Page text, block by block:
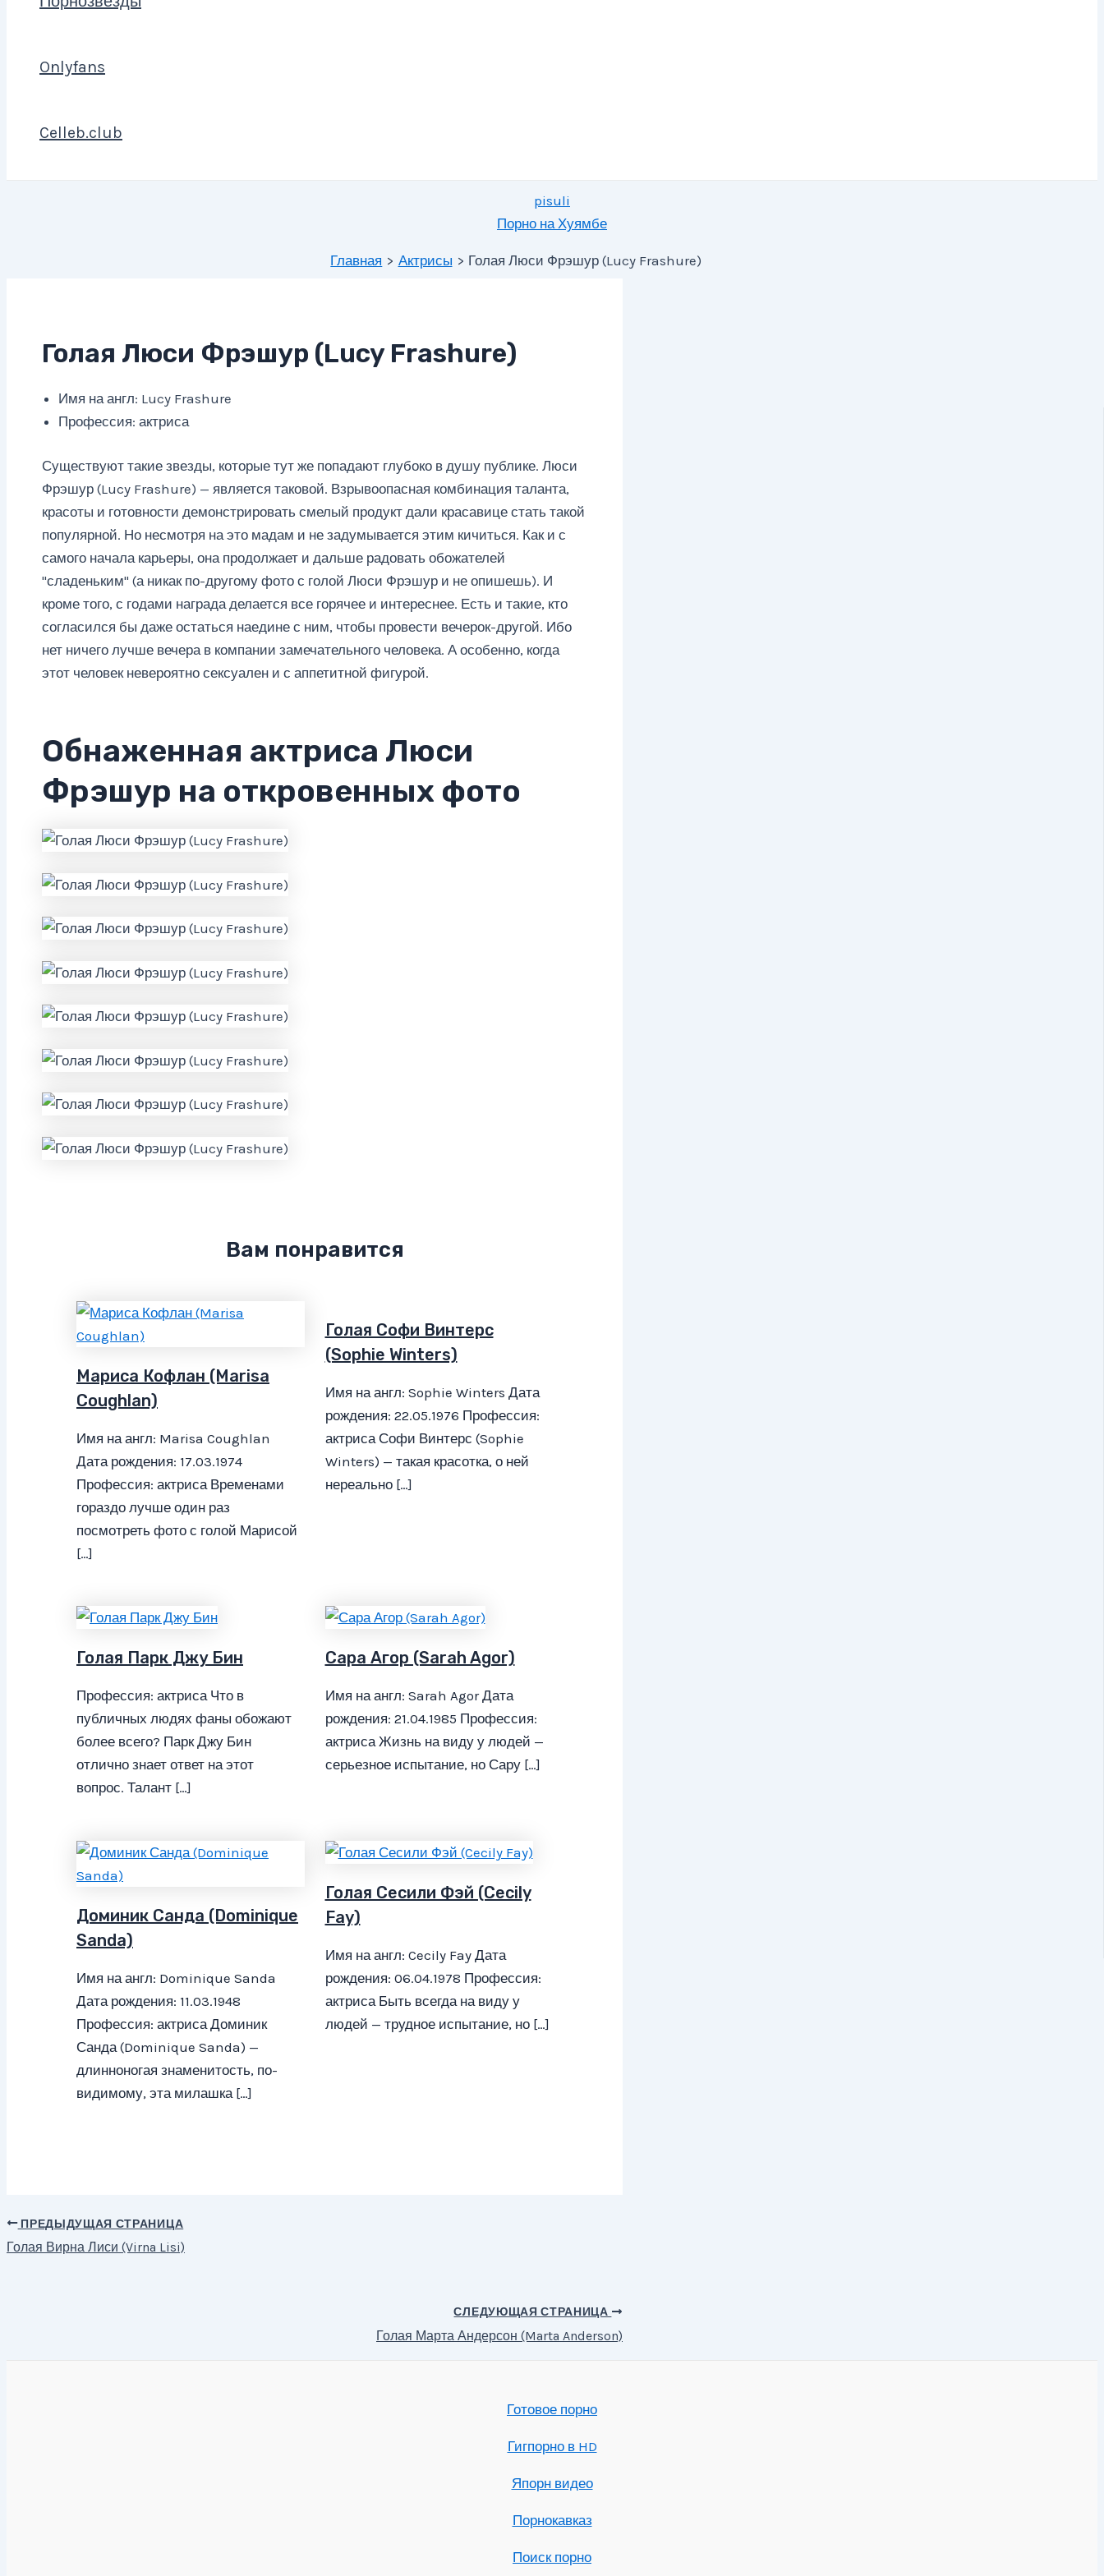
Onlyfans
Celleb.club
pisuli
Порно на Хуямбе
Главная Актрисы Голая Люси Фрэшур (Lucy Frashure)
Голая Люси Фрэшур (Lucy Frashure)
Имя на англ: Lucy Frashure
Профессия: актриса
Существуют такие звезды, которые тут же попадают глубоко в душу публике. Люси
Фрэшур (Lucy Frashure) — является таковой. Взрывоопасная комбинация таланта,
красоты и готовности демонстрировать смелый продукт дали красавице стать такой
популярной. Но несмотря на это мадам и не задумывается этим кичиться. Как и с
самого начала карьеры, она продолжает и дальше радовать обожателей
"сладеньким" (а никак по-другому фото с голой Люси Фрэшур и не опишешь). И
кроме того, с годами награда делается все горячее и интереснее. Есть и такие, кто
согласился бы даже остаться наедине с ним, чтобы провести вечерок-другой. Ибо
нет ничего лучше вечера в компании замечательного человека. А особенно, когда
этот человек невероятно сексуален и с аппетитной фигурой.
Обнаженная актриса Люси
Фрэшур на откровенных фото
Вам понравится
Мариса Кофлан (Marisa
Coughlan)
Имя на англ: Marisa Coughlan
Дата рождения: 17.03.1974
Профессия: актриса Временами
гораздо лучше один раз
посмотреть фото с голой Марисой
[…]
Голая Софи Винтерс
(Sophie Winters)
Имя на англ: Sophie Winters Дата
рождения: 22.05.1976 Профессия:
актриса Софи Винтерс (Sophie
Winters) — такая красотка, о ней
нереально […]
Голая Парк Джу Бин
Профессия: актриса Что в
публичных людях фаны обожают
более всего? Парк Джу Бин
отлично знает ответ на этот
вопрос. Талант […]
Сара Агор (Sarah Agor)
Имя на англ: Sarah Agor Дата
рождения: 21.04.1985 Профессия:
актриса Жизнь на виду у людей —
серьезное испытание, но Сару […]
Доминик Санда (Dominique
Sanda)
Имя на англ: Dominique Sanda
Дата рождения: 11.03.1948
Профессия: актриса Доминик
Санда (Dominique Sanda) —
длинноногая знаменитость, по-
видимому, эта милашка […]
Голая Сесили Фэй (Cecily
Fay)
Имя на англ: Cecily Fay Дата
рождения: 06.04.1978 Профессия:
актриса Быть всегда на виду у
людей — трудное испытание, но […]
Навигация
по
ПРЕДЫДУЩАЯ СТРАНИЦА
Голая Вирна Лиси (Virna Lisi)
СЛЕДУЮЩАЯ СТРАНИЦА
Голая Марта Андерсон (Marta Anderson)
Готовое порно
Гигпорно в HD
Япорн видео
Порнокавказ
Поиск порно